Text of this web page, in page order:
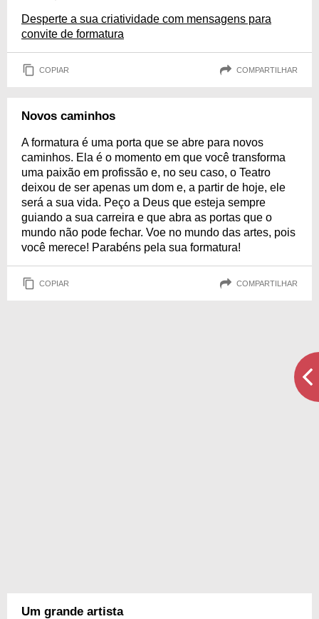
Desperte a sua criatividade com mensagens para
convite de formatura
COPIAR COMPARTILHAR
Novos caminhos
A formatura é uma porta que se abre para novos
caminhos. Ela é o momento em que você transforma
uma paixão em profissão e, no seu caso, o Teatro
deixou de ser apenas um dom e, a partir de hoje, ele
será a sua vida. Peço a Deus que esteja sempre
guiando a sua carreira e que abra as portas que o
mundo não pode fechar. Voe no mundo das artes, pois
você merece! Parabéns pela sua formatura!
COPIAR COMPARTILHAR
Um grande artista